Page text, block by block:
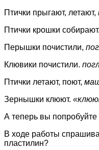
Птички прыгают, летают,
Птички крошки собирают.
Перышки почистили,
Клювики почистили.
Птички летают, поют,
Зернышки клюют.
А теперь вы
В ходе работы
пластилин?